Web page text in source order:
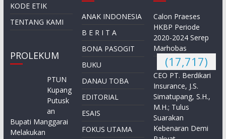
KODE ETIK
TENTANG KAMI
PROLEKUM
PTUN
Kupang
Putusk
an
Bupati Manggarai
Melakukan
ANAK INDONESIA
B E R I T A
BONA PASOGIT
BUKU
DANAU TOBA
EDITORIAL
ESAIS
FOKUS UTAMA
Calon Praeses
HKBP Periode
2020-2024 Serep
Marhobas
(17,717)
CEO PT. Berdikari
Insurance, J.S.
Simatupang, S.H.,
M.H.; Tulus
Suarakan
Kebenaran Demi